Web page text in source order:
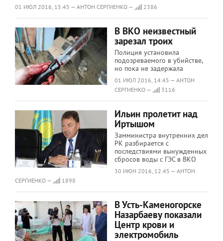
01 ИЮЛ 2016, 15:45 — АНТОН СЕРГИЕНКО — 2386
В ВКО неизвестный
зарезал троих
Полиция установила
подозреваемого в убийстве,
но пока не задержала
01 ИЮЛ 2016, 14:45 — АНТОН
СЕРГИЕНКО —
3116
Ильин пролетит над
Иртышом
Замминистра внутренних дел
РК разбирается с
последствиями вынужденных
сбросов воды с ГЭС в ВКО
30 ИЮН 2016, 12:45 — АНТОН
СЕРГИЕНКО —
1898
В Усть-Каменогорске
Назарбаеву показали
Центр крови и
электромобиль